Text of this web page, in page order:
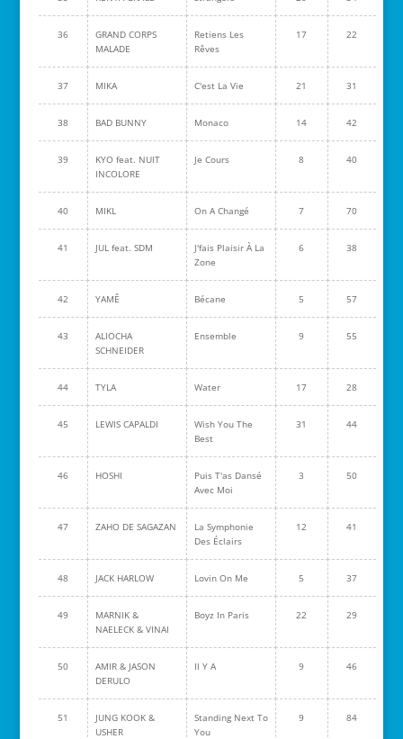
36
GRAND CORPS
MALADE
Retiens Les
Rêves
17 22
37 MIKA C'est La Vie 21 31
38 BAD BUNNY Monaco 14 42
39
KYO feat. NUIT
INCOLORE
Je Cours 8 40
40 MIKL On A Changé 7 70
41 JUL feat. SDM
J'fais Plaisir À La
Zone
6 38
42 YAMÊ Bécane 5 57
43
ALIOCHA
SCHNEIDER
Ensemble 9 55
44 TYLA Water 17 28
45 LEWIS CAPALDI
Wish You The
Best
31 44
46 HOSHI
Puis T'as Dansé
Avec Moi
3 50
47 ZAHO DE SAGAZAN
La Symphonie
Des Éclairs
12 41
48 JACK HARLOW Lovin On Me 5 37
49
MARNIK &
NAELECK & VINAI
Boyz In Paris 22 29
50
AMIR & JASON
DERULO
Il Y A 9 46
51
JUNG KOOK &
USHER
Standing Next To
You
9 84